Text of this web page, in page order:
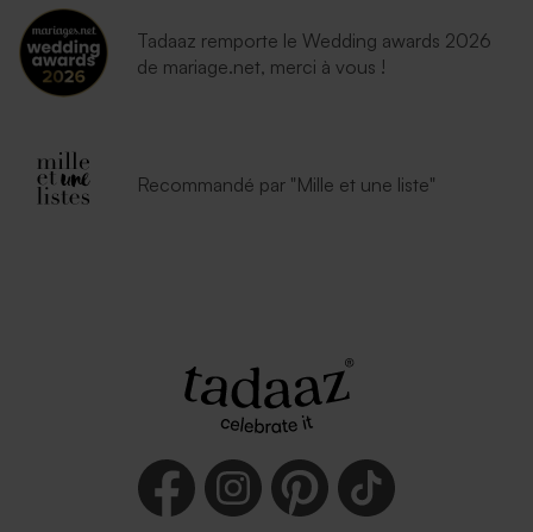
Tadaaz remporte le Wedding awards 2026
de mariage.net, merci à vous !
Recommandé par "Mille et une liste"